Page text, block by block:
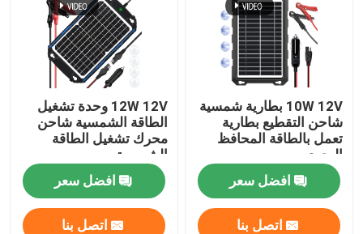
10W 12V بطارية شمسية
شاحن التقطيع بطارية
تعمل بالطاقة المحافظ
البحري
افضل سعر
اتصل بنا
12W 12V وحدة تشغيل
الطاقة الشمسية شاحن
محرك تشغيل الطاقة
الشمسية
افضل سعر
اتصل بنا